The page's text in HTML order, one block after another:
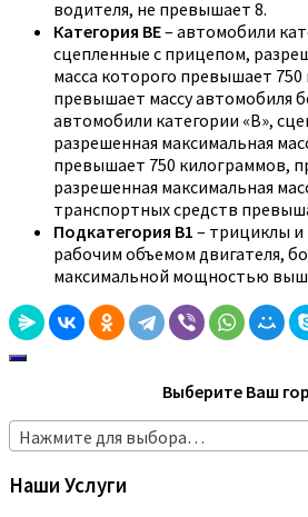
водителя, не превышает 8.
Категория BE– автомобили
сцепленные с прицепом,
масса которого превышает
превышает массу автомобиля
автомобили категории «В»,
разрешенная максимальная
превышает 750 килограммов,
разрешенная максимальная
транспортных средств
Подкатегория B1 – трициклы
рабочим объемом двигателя,
максимальной мощностью
Выберите Ваш
Нажмите для выбора…
Наши Услуги